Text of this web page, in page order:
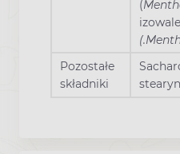
(
Pozostałe
składniki